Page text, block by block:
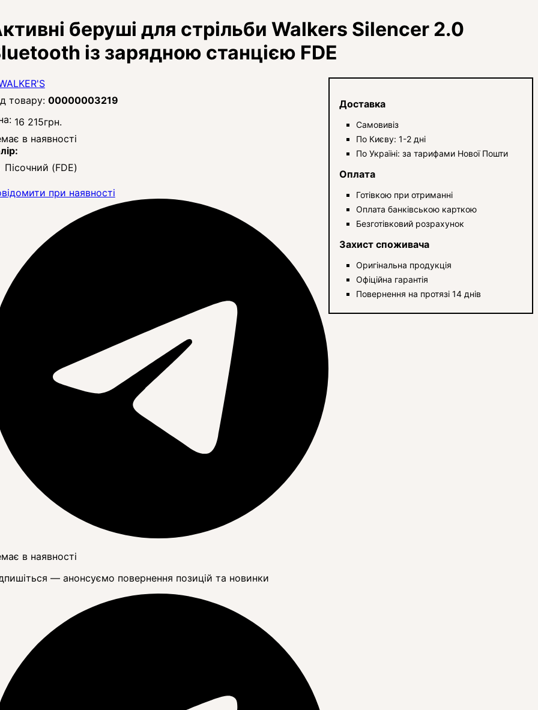
беруші для стрільби Walkers Silencer 2.0
із зарядною станцією FDE
00000003219
16 215грн.
в наявності
Пісочний (FDE)
при наявності
в наявності
— анонсуємо повернення позицій та новинки
Доставка
Самовивіз
По Києву: 1-2 дні
По Україні: за тарифами Нової Пошти
Оплата
Готівкою при отриманні
Оплата банківською карткою
Безготівковий розрахунок
Захист споживача
Оригінальна продукція
Офіційна гарантія
Повернення на протязі 14 днів